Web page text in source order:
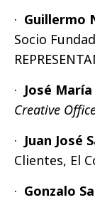
· Guillermo
Socio
· José María
Creative
· Juan José
Clientes, El
· Gonzalo